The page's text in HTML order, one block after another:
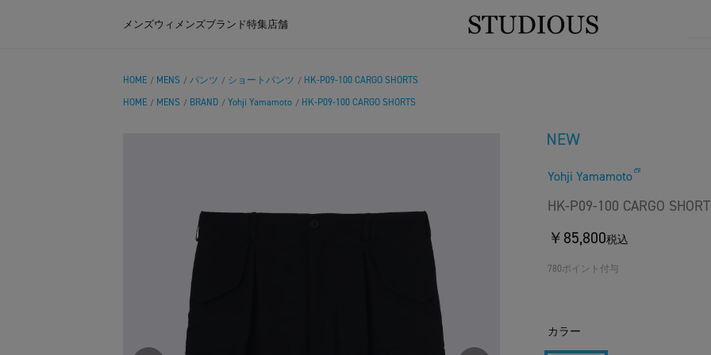
メンズウィメンズブランド特集店舗
HOME / MENS / パンツ / ショートパンツ / HK-P09-100 CARGO SHORTS
HOME / MENS / BRAND / Yohji Yamamoto / HK-P09-100 CARGO SHORTS
Yohji Yamamoto
HK-P09-100 CARGO
￥85,800税込
780ポイント付与
カラー